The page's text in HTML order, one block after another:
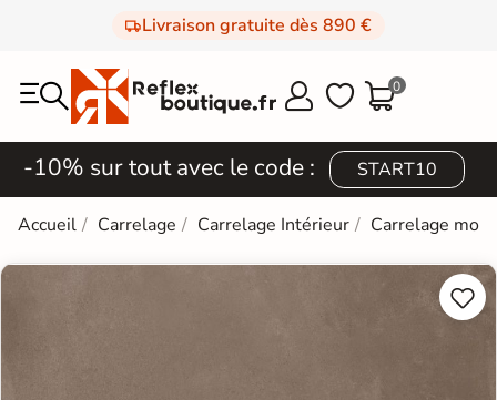
Livraison gratuite dès 890 €
  0
-10% sur tout avec le code : START10
Accueil Carrelage Carrelage Intérieur Carrelage

